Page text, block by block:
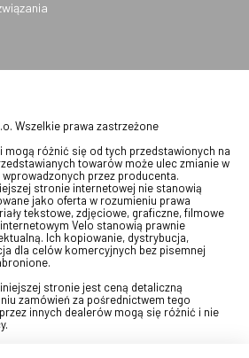
Wszelkie prawa zastrzeżone
mogą różnić się od tych przedstawionych na
towarów może ulec zmianie w
przez producenta.
stronie internetowej nie stanowią
jako oferta w rozumieniu prawa
tekstowe, zdjęciowe, graficzne, filmowe
Velo stanowią prawnie
Ich kopiowanie, dystrybucja,
dla celów komercyjnych bez pisemnej
stronie jest ceną detaliczną
zamówień za pośrednictwem tego
innych dealerów mogą się różnić i nie